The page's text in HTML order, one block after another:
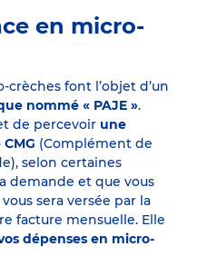
en micro-
font l’objet d’un
nommé « PAJE ».
de percevoir une
(Complément de
selon certaines
demande et que vous
sera versée par la
facture mensuelle. Elle
dépenses en micro-